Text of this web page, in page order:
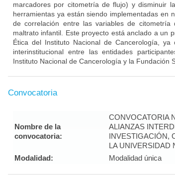
marcadores por citometría de flujo) y disminuir
herramientas ya están siendo implementadas en
de correlación entre las variables de
maltrato infantil. Este proyecto está anclado a un
Ética del Instituto Nacional de Cancerología,
interinstitucional entre las entidades
Instituto Nacional de Cancerología y la Fundación
Convocatoria
Nombre de la
convocatoria:
CONVOCATORIA
ALIANZAS
INVESTIGACIÓN,
LA UNIVERSIDAD
Modalidad:
Modalidad única